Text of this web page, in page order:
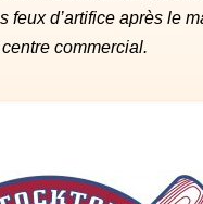
d’artifice après le
commercial.